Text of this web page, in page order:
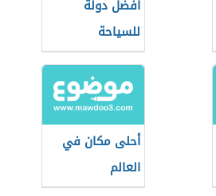
أفضل دولة
للسياحة
أحلى مكان في
العالم